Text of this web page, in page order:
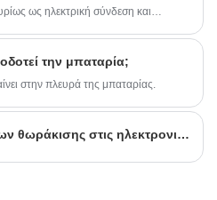
ως ηλεκτρική σύνδεση και
και την απώλεια ενέργειας
την μπαταρία;
στην πλευρά της μπαταρίας.
Η σημασία των στρωμάτων θωράκισης στις ηλεκτρονικές καλωδιώσεις